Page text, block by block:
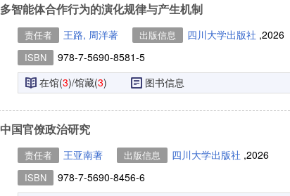
多智能体合作行为的演化规律与产生机制
责任者 王路, 周洋著 出版信息 四川大学出版社 ,2026
ISBN
978-7-5690-8581-5
在馆(3)/馆藏(3) 图书信息
中国官僚政治研究
责任者 王亚南著 出版信息 四川大学出版社 ,2026
ISBN
978-7-5690-8456-6